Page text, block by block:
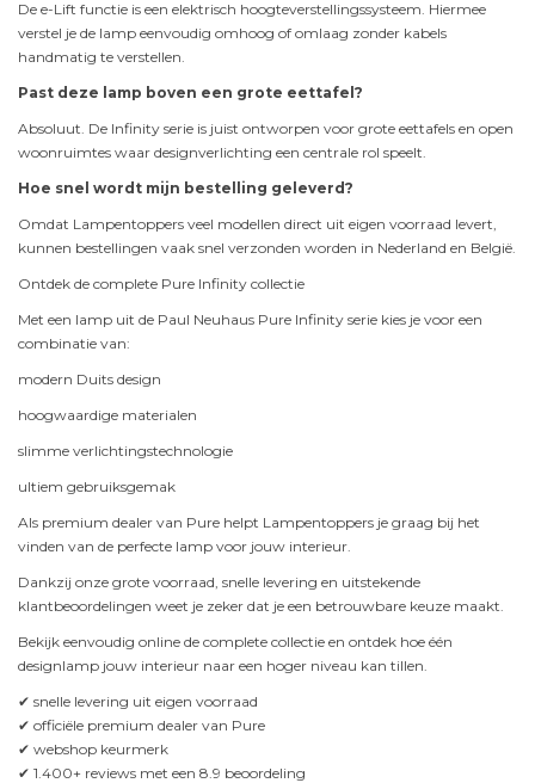
De e-Lift functie is een elektrisch hoogteverstellingssysteem. Hiermee
verstel je de lamp eenvoudig omhoog of omlaag zonder kabels
handmatig te verstellen.
Past deze lamp boven een grote eettafel?
Absoluut. De Infinity serie is juist ontworpen voor grote eettafels en open
woonruimtes waar designverlichting een centrale rol speelt.
Hoe snel wordt mijn bestelling geleverd?
Omdat Lampentoppers veel modellen direct uit eigen voorraad levert,
kunnen bestellingen vaak snel verzonden worden in Nederland en België.
Ontdek de complete Pure Infinity collectie
Met een lamp uit de Paul Neuhaus Pure Infinity serie kies je voor een
combinatie van:
modern Duits design
hoogwaardige materialen
slimme verlichtingstechnologie
ultiem gebruiksgemak
Als premium dealer van Pure helpt Lampentoppers je graag bij het
vinden van de perfecte lamp voor jouw interieur.
Dankzij onze grote voorraad, snelle levering en uitstekende
klantbeoordelingen weet je zeker dat je een betrouwbare keuze maakt.
Bekijk eenvoudig online de complete collectie en ontdek hoe één
designlamp jouw interieur naar een hoger niveau kan tillen.
✔ snelle levering uit eigen voorraad
✔ officiële premium dealer van Pure
✔ webshop keurmerk
✔ 1.400+ reviews met een 8.9 beoordeling